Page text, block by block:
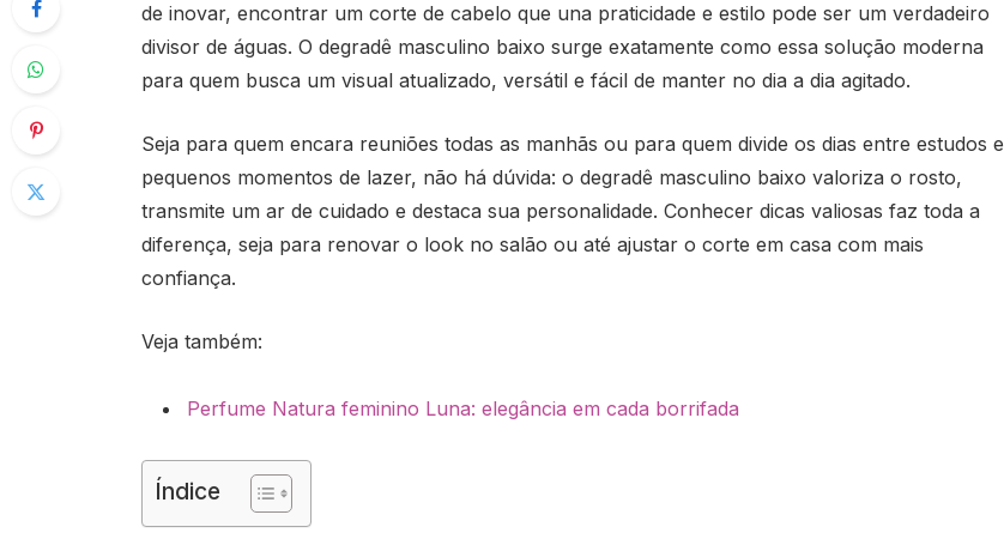
de inovar, encontrar um corte de cabelo que una praticidade e estilo pode ser um verdadeiro
divisor de águas. O degradê masculino baixo surge exatamente como essa solução moderna
para quem busca um visual atualizado, versátil e fácil de manter no dia a dia agitado.
Seja para quem encara reuniões todas as manhãs ou para quem divide os dias entre estudos e
pequenos momentos de lazer, não há dúvida: o degradê masculino baixo valoriza o rosto,
transmite um ar de cuidado e destaca sua personalidade. Conhecer dicas valiosas faz toda a
diferença, seja para renovar o look no salão ou até ajustar o corte em casa com mais
confiança.
Veja também:
Perfume Natura feminino Luna: elegância em cada borrifada
Índice